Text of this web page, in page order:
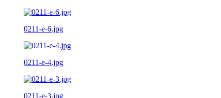
0211-e-6.jpg
0211-e-4.jpg
0211-e-3.jpg